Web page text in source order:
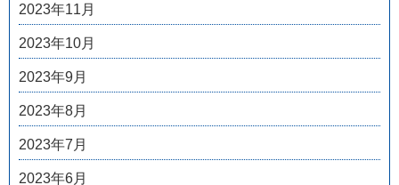
2023年11月
2023年10月
2023年9月
2023年8月
2023年7月
2023年6月